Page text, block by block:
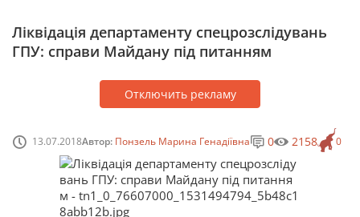
Ліквідація департаменту спецрозслідувань
ГПУ: справи Майдану під питанням
Отключить рекламу
13.07.2018Автор: Понзель Марина Генадіївна 0
0 2158